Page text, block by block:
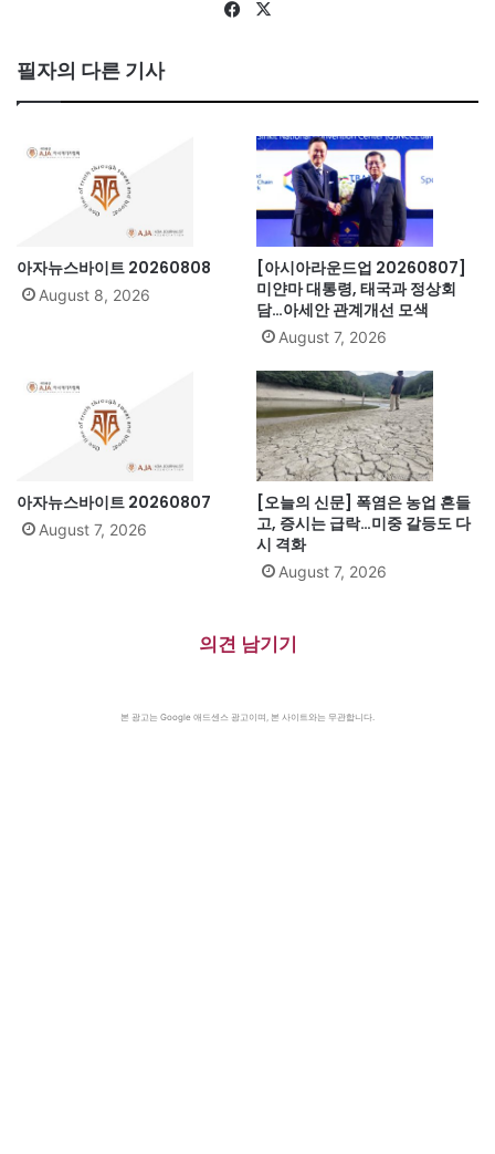
Fa
필자의 다른 기사
아자뉴스바이트 20260808
August 8, 2026
[아시아라운드업 20260807]
미얀마 대통령, 태국과 정상회
담…아세안 관계개선 모색
August 7, 2026
아자뉴스바이트 20260807
August 7, 2026
[오늘의 신문] 폭염은 농업 흔들
고, 증시는 급락…미중 갈등도 다
시 격화
August 7, 2026
의견 남기기
본 광고는 Google 애드센스 광고이며, 본 사이트와는 무관합니다.